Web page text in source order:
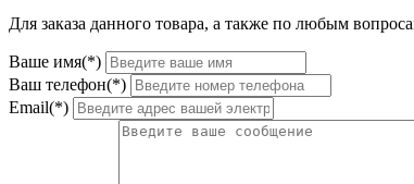
Для заказа данного товара, а также по любым
Ваше имя(*)
Ваш телефон(*)
Email(*)